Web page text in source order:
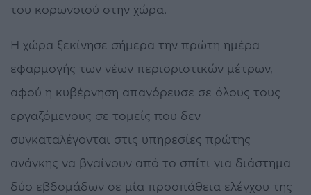
του κορωνοϊού στην χώρα.
Η χώρα ξεκίνησε σήμερα την πρώτη ημέρα
εφαρμογής των νέων περιοριστικών μέτρων,
αφού η κυβέρνηση απαγόρευσε σε όλους τους
εργαζόμενους σε τομείς που δεν
συγκαταλέγονται στις υπηρεσίες πρώτης
ανάγκης να βγαίνουν από το σπίτι για διάστημα
δύο εβδομάδων σε μία προσπάθεια ελέγχου της